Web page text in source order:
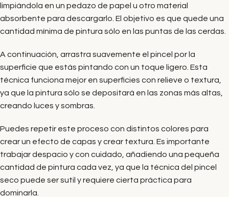
limpiándola en un pedazo de papel u otro material
absorbente para descargarlo. El objetivo es que quede una
cantidad mínima de pintura sólo en las puntas de las cerdas.
A continuación, arrastra suavemente el pincel por la
superficie que estás pintando con un toque ligero. Esta
técnica funciona mejor en superficies con relieve o textura,
ya que la pintura sólo se depositará en las zonas más altas,
creando luces y sombras.
Puedes repetir este proceso con distintos colores para
crear un efecto de capas y crear textura. Es importante
trabajar despacio y con cuidado, añadiendo una pequeña
cantidad de pintura cada vez, ya que la técnica del pincel
seco puede ser sutil y requiere cierta práctica para
dominarla.